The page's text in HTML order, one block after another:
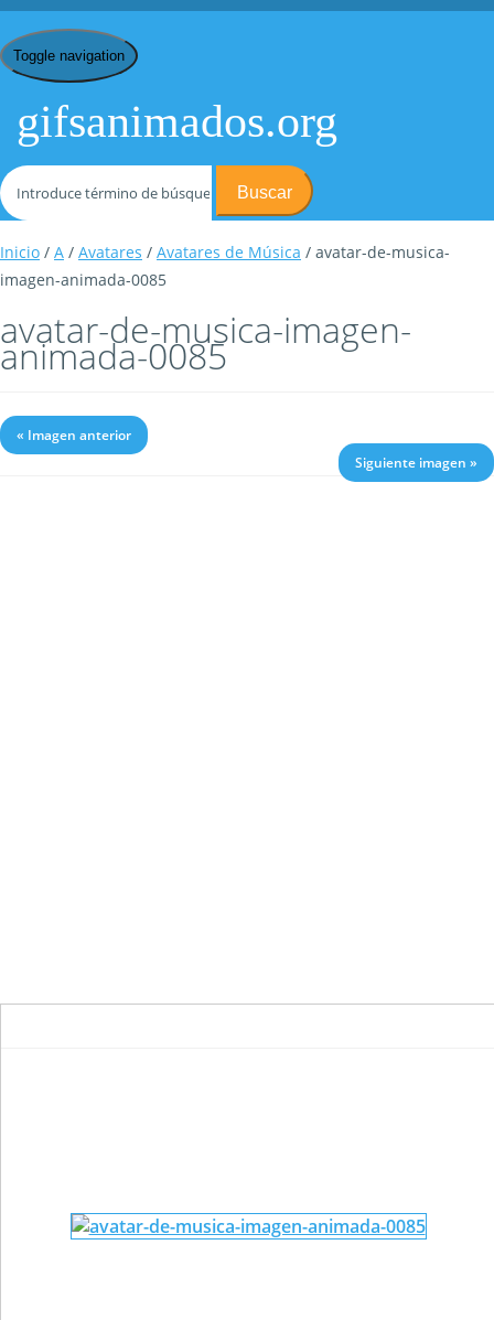
Toggle navigation
gifsanimados.org
Buscar
Inicio / A / Avatares / Avatares de Música / avatar-de-musica-
imagen-animada-0085
avatar-de-musica-imagen-
animada-0085
« Imagen anterior
Siguiente imagen »